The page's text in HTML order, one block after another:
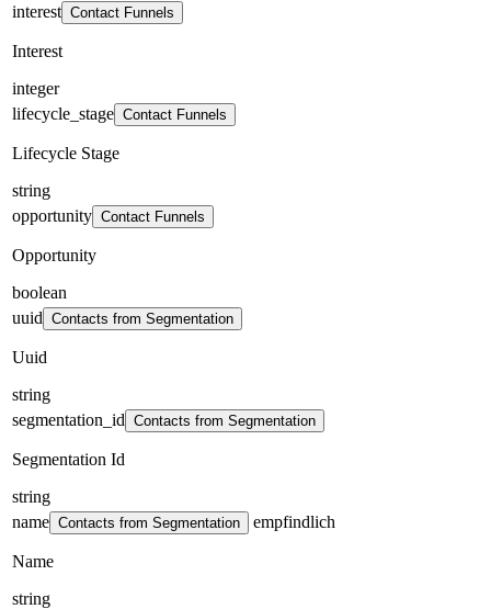
interest Contact Funnels
Interest
integer
lifecycle_stage Contact Funnels
Lifecycle Stage
string
opportunity Contact Funnels
Opportunity
boolean
uuid Contacts from Segmentation
Uuid
string
segmentation_id Contacts from Segmentation
Segmentation Id
string
name Contacts from Segmentation empfindlich
Name
string